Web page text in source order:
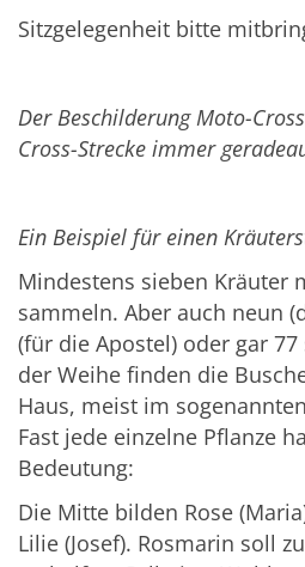
Sitzgelegenheit bitte
Der Beschilderung Moto-
Cross-Strecke immer
Ein Beispiel für einen
Mindestens sieben Kräuter
sammeln. Aber auch neun
(für die Apostel) oder gar
der Weihe finden die
Haus, meist im
Fast jede einzelne Pflanze
Bedeutung:
Die Mitte bilden Rose
Lilie (Josef). Rosmarin soll